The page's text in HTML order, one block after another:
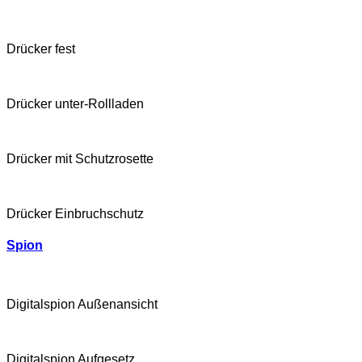
Drücker fest
Drücker unter-Rollladen
Drücker mit Schutzrosette
Drücker Einbruchschutz
Spion
Digitalspion Außenansicht